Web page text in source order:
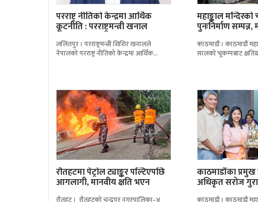
परराष्ट्र नीतिको केन्द्रमा आर्थिक
कूटनीति : परराष्ट्रमन्त्री खनाल
ललितपुर । परराष्ट्रमन्त्री शिशिर खनालले
नेपालको परराष्ट्र नीतिको केन्द्रमा आर्थिक
महाङ्काल
पुनःनिर्माण सम्पन्न,
उद्घाटन
काठमाडौं । काठमाडौं
सालको भूकम्पबाट
रौतहटमा पेट्रोल ट्याङ्कर पल्टिएपछि
आगलागी, मानवीय क्षति भएन
काठमाडौंका
अधिकृत सरोज
महानगरद्वारा